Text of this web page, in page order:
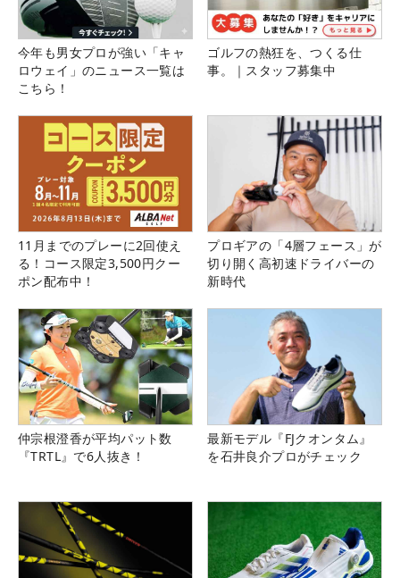
今年も男女プロが強い「キャ
ロウェイ」のニュース一覧は
こちら！
ゴルフの熱狂を、つくる仕
事。｜スタッフ募集中
11月までのプレーに2回使え
る！コース限定3,500円クー
ポン配布中！
プロギアの「4層フェース」が
切り開く高初速ドライバーの
新時代
仲宗根澄香が平均パット数
『TRTL』で6人抜き！
最新モデル『FJクオンタム』
を石井良介プロがチェック